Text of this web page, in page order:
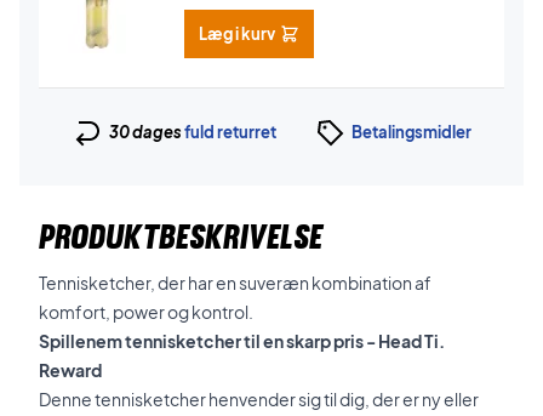
Læg i kurv
30 dagesfuld returret Betalingsmidler
PRODUKTBESKRIVELSE
Tennisketcher, der har en suveræn kombination af
komfort, power og kontrol.
Spillenem tennisketcher til en skarp pris - Head Ti.
Reward
Denne tennisketcher henvender sig til dig, der er ny eller